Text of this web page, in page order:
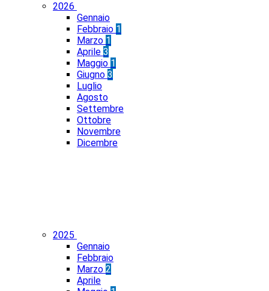
2026
Gennaio
Febbraio 1
Marzo 1
Aprile 3
Maggio 1
Giugno 3
Luglio
Agosto
Settembre
Ottobre
Novembre
Dicembre
2025
Gennaio
Febbraio
Marzo 2
Aprile